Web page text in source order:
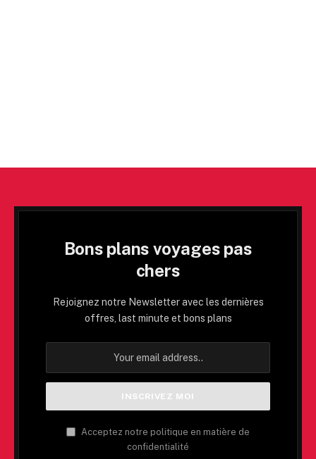
Bons plans voyages pas
chers
Rejoignez notre Newsletter avec les dernières
offres, last minute et bons plans
Acceptez notre politique en matière de
confidentialité